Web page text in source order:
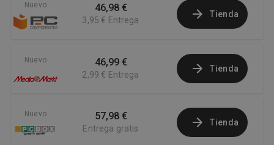
Nuevo 46,98 €
3,95 € Entrega
Tienda
Nuevo 46,99 €
2,99 € Entrega
Tienda
Nuevo 57,98 €
Entrega gratis
Tienda